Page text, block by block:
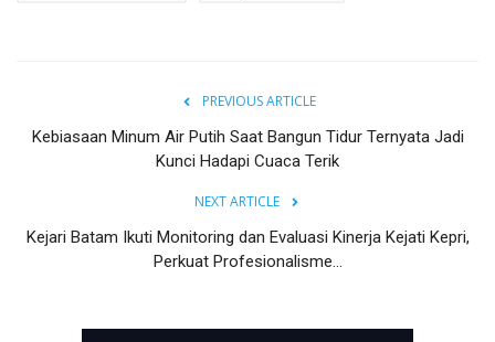
PREVIOUS ARTICLE
Kebiasaan Minum Air Putih Saat Bangun Tidur Ternyata Jadi
Kunci Hadapi Cuaca Terik
NEXT ARTICLE
Kejari Batam Ikuti Monitoring dan Evaluasi Kinerja Kejati Kepri,
Perkuat Profesionalisme...